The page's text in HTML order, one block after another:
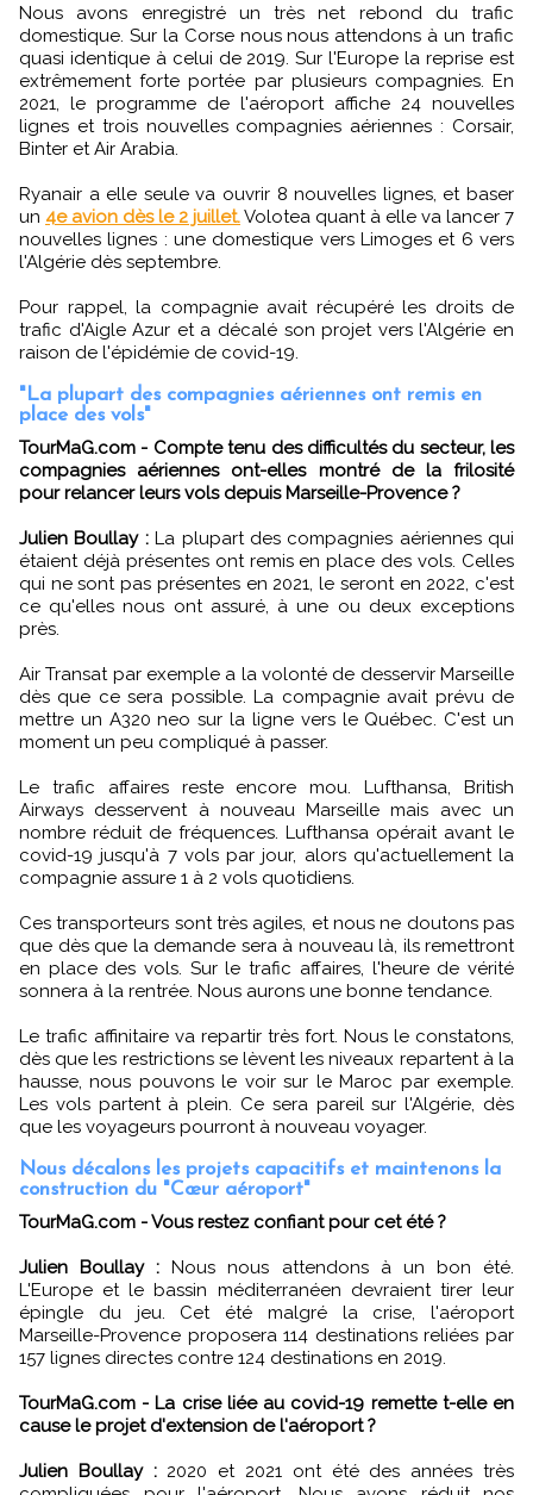
Nous avons enregistré un très net rebond du trafic
domestique. Sur la Corse nous nous attendons à un trafic
quasi identique à celui de 2019. Sur l'Europe la reprise est
extrêmement forte portée par plusieurs compagnies. En
2021, le programme de l'aéroport affiche 24 nouvelles
lignes et trois nouvelles compagnies aériennes : Corsair,
Binter et Air Arabia.
Ryanair a elle seule va ouvrir 8 nouvelles lignes, et baser
un 4e avion dès le 2 juillet.Volotea quant à elle va lancer 7
nouvelles lignes : une domestique vers Limoges et 6 vers
l'Algérie dès septembre.
Pour rappel, la compagnie avait récupéré les droits de
trafic d'Aigle Azur et a décalé son projet vers l'Algérie en
raison de l'épidémie de covid-19.
"La plupart des compagnies aériennes ont remis en
place des vols"
TourMaG.com - Compte tenu des difficultés du secteur, les
compagnies aériennes ont-elles montré de la frilosité
pour relancer leurs vols depuis Marseille-Provence ?
Julien Boullay :La plupart des compagnies aériennes qui
étaient déjà présentes ont remis en place des vols. Celles
qui ne sont pas présentes en 2021, le seront en 2022, c'est
ce qu'elles nous ont assuré, à une ou deux exceptions
près.
Air Transat par exemple a la volonté de desservir Marseille
dès que ce sera possible. La compagnie avait prévu de
mettre un A320 neo sur la ligne vers le Québec. C'est un
moment un peu compliqué à passer.
Le trafic affaires reste encore mou. Lufthansa, British
Airways desservent à nouveau Marseille mais avec un
nombre réduit de fréquences. Lufthansa opérait avant le
covid-19 jusqu'à 7 vols par jour, alors qu'actuellement la
compagnie assure 1 à 2 vols quotidiens.
Ces transporteurs sont très agiles, et nous ne doutons pas
que dès que la demande sera à nouveau là, ils remettront
en place des vols. Sur le trafic affaires, l'heure de vérité
sonnera à la rentrée. Nous aurons une bonne tendance.
Le trafic affinitaire va repartir très fort. Nous le constatons,
dès que les restrictions se lèvent les niveaux repartent à la
hausse, nous pouvons le voir sur le Maroc par exemple.
Les vols partent à plein. Ce sera pareil sur l'Algérie, dès
que les voyageurs pourront à nouveau voyager.
Nous décalons les projets capacitifs et maintenons la
construction du "Cœur aéroport"
TourMaG.com - Vous restez confiant pour cet été ?
Julien Boullay : Nous nous attendons à un bon été.
L'Europe et le bassin méditerranéen devraient tirer leur
épingle du jeu. Cet été malgré la crise, l'aéroport
Marseille-Provence proposera 114 destinations reliées par
157 lignes directes contre 124 destinations en 2019.
TourMaG.com - La crise liée au covid-19 remette t-elle en
cause le projet d'extension de l'aéroport ?
Julien Boullay :2020 et 2021 ont été des années très